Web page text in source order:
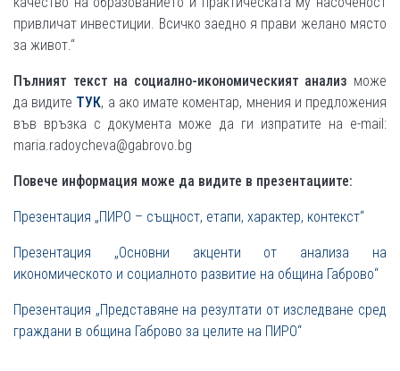
привличат инвестиции. Всичко заедно я прави желано място
за живот.“
Пълният текст на социално-икономическият анализ може
да видите ТУК, а ако имате коментар, мнения и предложения
във връзка с документа може да ги изпратите на e-mail:
maria.radoycheva@gabrovo.bg
Повече информация може да видите в презентациите:
Презентация „ПИРО – същност, етапи, характер, контекст“
Презентация „Основни акценти от анализа на
икономическото и социалното развитие на община Габрово“
Презентация „Представяне на резултати от изследване сред
граждани в община Габрово за целите на ПИРО“